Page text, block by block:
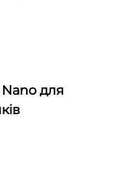
для